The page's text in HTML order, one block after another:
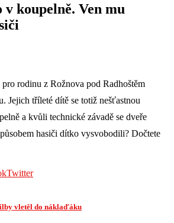
v koupelně. Ven mu
pro rodinu z Rožnova pod Radhoštěm
Jejich tříleté dítě se totiž nešťastnou
a kvůli technické závadě se dveře
hasiči dítko vysvobodili? Dočtete
Twitter
vletěl do náklaďáku